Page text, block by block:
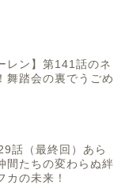
レン】第141話のネ
舞踏会の裏でうごめ
話（最終回）あら
間たちの変わらぬ絆
カの未来！